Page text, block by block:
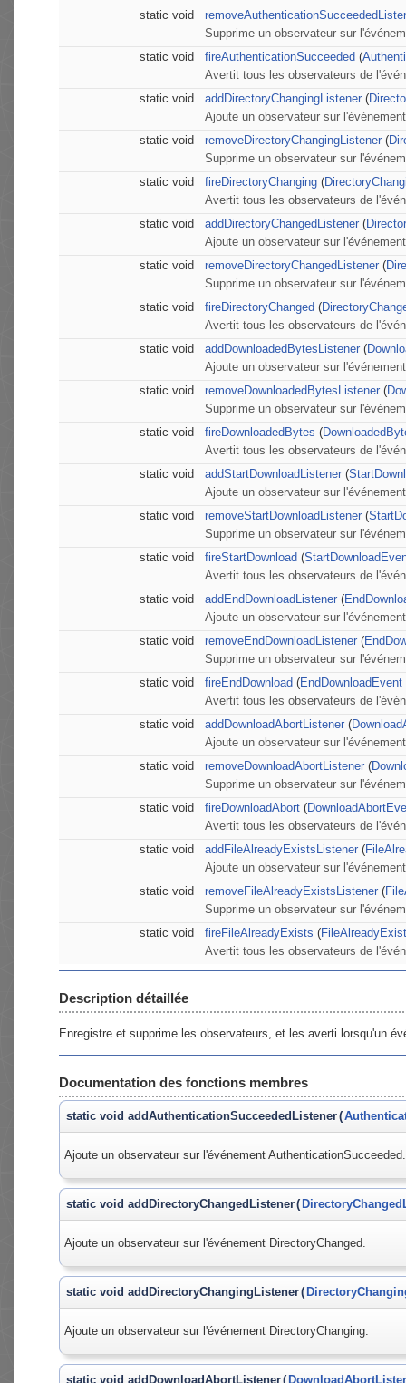
static void
Supprime un observateur sur
static void
fireAuthenticationSucceeded (
Avertit tous les observateurs de
static void
addDirectoryChangingListener (
Ajoute un observateur sur
static void
removeDirectoryChangingListener (
Supprime un observateur sur
static void
fireDirectoryChanging (
Avertit tous les observateurs de
static void
addDirectoryChangedListener (
Ajoute un observateur sur
static void
removeDirectoryChangedListener (
Supprime un observateur sur
static void
fireDirectoryChanged (
Avertit tous les observateurs de
static void
addDownloadedBytesListener (
Ajoute un observateur sur
static void
removeDownloadedBytesListener (
Supprime un observateur sur
static void
fireDownloadedBytes (
Avertit tous les observateurs de
static void
addStartDownloadListener (
Ajoute un observateur sur
static void
removeStartDownloadListener (
Supprime un observateur sur
static void
fireStartDownload (
Avertit tous les observateurs de
static void
addEndDownloadListener (
Ajoute un observateur sur
static void
removeEndDownloadListener (
Supprime un observateur sur
static void
fireEndDownload (EndDownloadEvent
Avertit tous les observateurs de
static void
addDownloadAbortListener (
Ajoute un observateur sur
static void
removeDownloadAbortListener (
Supprime un observateur sur
static void
fireDownloadAbort (
Avertit tous les observateurs de
static void
addFileAlreadyExistsListener (
Ajoute un observateur sur
static void
removeFileAlreadyExistsListener (
Supprime un observateur sur
static void
fireFileAlreadyExists (
Avertit tous les observateurs de
Description détaillée
Enregistre et supprime les observateurs, et les averti lorsqu'un
Documentation des fonctions membres
static void addAuthenticationSucceededListener(
Ajoute un observateur sur l'événement AuthenticationSucceeded.
static void addDirectoryChangedListener(
Ajoute un observateur sur l'événement DirectoryChanged.
static void addDirectoryChangingListener(
Ajoute un observateur sur l'événement DirectoryChanging.
static void addDownloadAbortListener(